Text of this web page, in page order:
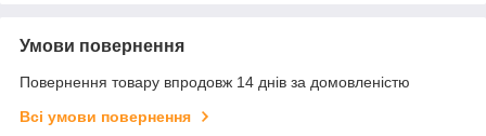
Умови повернення
Повернення товару впродовж 14 днів за домовленістю
Всі умови повернення